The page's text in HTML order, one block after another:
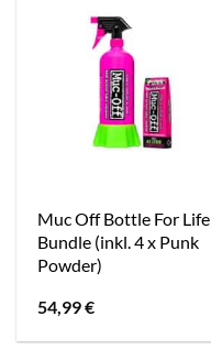
Muc Off Bottle For Life
Bundle (inkl. 4 x Punk
Powder)
54,99€